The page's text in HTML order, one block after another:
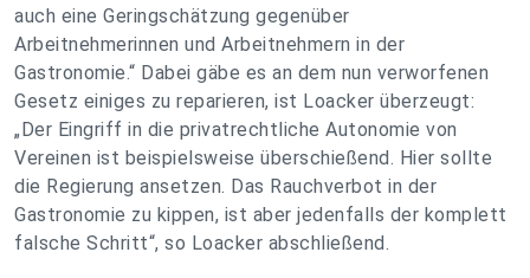
auch eine Geringschätzung gegenüber
Arbeitnehmerinnen und Arbeitnehmern in der
Gastronomie.“ Dabei gäbe es an dem nun verworfenen
Gesetz einiges zu reparieren, ist Loacker überzeugt:
„Der Eingriff in die privatrechtliche Autonomie von
Vereinen ist beispielsweise überschießend. Hier sollte
die Regierung ansetzen. Das Rauchverbot in der
Gastronomie zu kippen, ist aber jedenfalls der komplett
falsche Schritt“, so Loacker abschließend.